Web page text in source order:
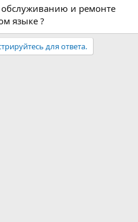
обслуживанию и ремонте
языке ?
для ответа.